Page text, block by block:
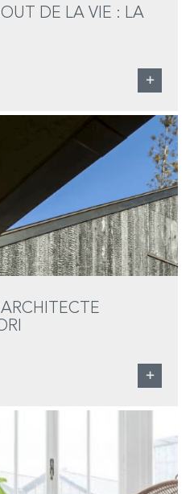
DE LA VIE : LA
+
+